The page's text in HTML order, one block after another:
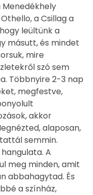
Menedékhely
a Csillag a
leültünk a
másutt, és mindet
mire
szó sem
Többnyire 2-3 nap
megfestve,
akkor
alaposan,
semmin.
A
meg minden, amit
abbahagytad. És
a színház,